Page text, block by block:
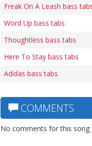
Freak On A Leash bass
Word Up bass tabs
Thoughtless bass tabs
Here To Stay bass tabs
Adidas bass tabs
COMMENTS
No comments for this song